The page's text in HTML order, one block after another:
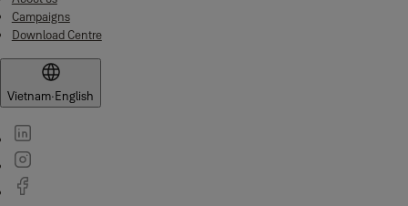
Campaigns
Download Centre
Vietnam·English